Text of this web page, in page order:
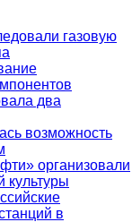
газовую
два
возможность
организовали
культуры
в